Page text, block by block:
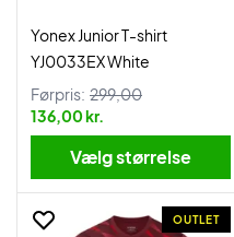
Yonex Junior T-shirt
YJ0033EX White
Førpris: 299,00
136,00 kr.
Vælg størrelse
OUTLET